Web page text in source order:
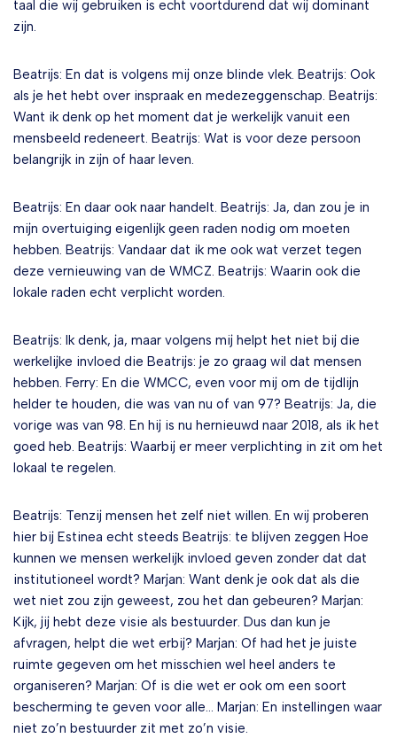
taal die wij gebruiken is echt voortdurend dat wij dominant
zijn.
Beatrijs: En dat is volgens mij onze blinde vlek. Beatrijs: Ook
als je het hebt over inspraak en medezeggenschap. Beatrijs:
Want ik denk op het moment dat je werkelijk vanuit een
mensbeeld redeneert. Beatrijs: Wat is voor deze persoon
belangrijk in zijn of haar leven.
Beatrijs: En daar ook naar handelt. Beatrijs: Ja, dan zou je in
mijn overtuiging eigenlijk geen raden nodig om moeten
hebben. Beatrijs: Vandaar dat ik me ook wat verzet tegen
deze vernieuwing van de WMCZ. Beatrijs: Waarin ook die
lokale raden echt verplicht worden.
Beatrijs: Ik denk, ja, maar volgens mij helpt het niet bij die
werkelijke invloed die Beatrijs: je zo graag wil dat mensen
hebben. Ferry: En die WMCC, even voor mij om de tijdlijn
helder te houden, die was van nu of van 97? Beatrijs: Ja, die
vorige was van 98. En hij is nu hernieuwd naar 2018, als ik het
goed heb. Beatrijs: Waarbij er meer verplichting in zit om het
lokaal te regelen.
Beatrijs: Tenzij mensen het zelf niet willen. En wij proberen
hier bij Estinea echt steeds Beatrijs: te blijven zeggen Hoe
kunnen we mensen werkelijk invloed geven zonder dat dat
institutioneel wordt? Marjan: Want denk je ook dat als die
wet niet zou zijn geweest, zou het dan gebeuren? Marjan:
Kijk, jij hebt deze visie als bestuurder. Dus dan kun je
afvragen, helpt die wet erbij? Marjan: Of had het je juiste
ruimte gegeven om het misschien wel heel anders te
organiseren? Marjan: Of is die wet er ook om een soort
bescherming te geven voor alle… Marjan: En instellingen waar
niet zo’n bestuurder zit met zo’n visie.